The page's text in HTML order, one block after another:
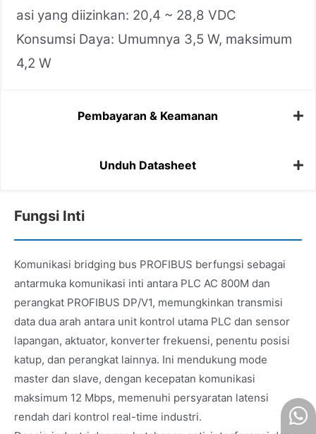
asi yang diizinkan: 20,4 ~ 28,8 VDC
Konsumsi Daya: Umumnya 3,5 W, maksimum
4,2 W
Pembayaran & Keamanan
Unduh Datasheet
Fungsi Inti
Komunikasi bridging bus PROFIBUS berfungsi sebagai
antarmuka komunikasi inti antara PLC AC 800M dan
perangkat PROFIBUS DP/V1, memungkinkan transmisi
data dua arah antara unit kontrol utama PLC dan sensor
lapangan, aktuator, konverter frekuensi, penentu posisi
katup, dan perangkat lainnya. Ini mendukung mode
master dan slave, dengan kecepatan komunikasi
maksimum 12 Mbps, memenuhi persyaratan latensi
rendah dari kontrol real-time industri.